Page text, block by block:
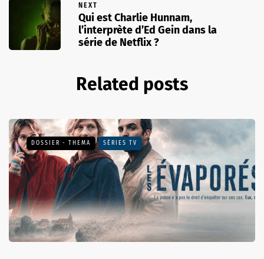
NEXT
Qui est Charlie Hunnam,
l’interprète d’Ed Gein dans la
série de Netflix ?
Related posts
DOSSIER - THEMA SÉRIES TV